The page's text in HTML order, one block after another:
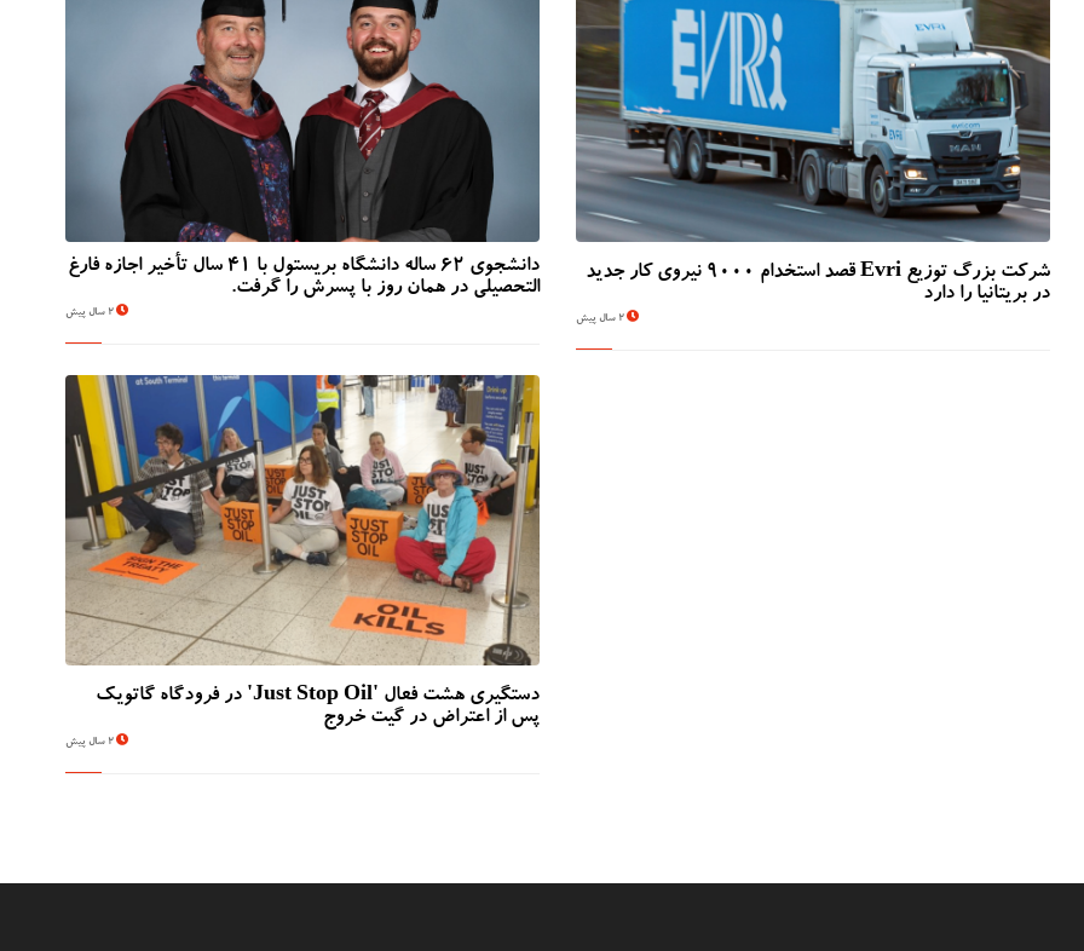
دانشجوی 62 ساله دانشگاه بریستول با 41 سال تأخیر اجازه فارغ
التحصیلی در همان روز با پسرش را گرفت.
2 سال پیش
شرکت بزرگ توزیع Evri قصد استخدام ۹۰۰۰ نیروی کار جدید
در بریتانیا را دارد
2 سال پیش
دستگیری هشت فعال 'Just Stop Oil' در فرودگاه گاتویک
پس از اعتراض در گیت خروج
2 سال پیش